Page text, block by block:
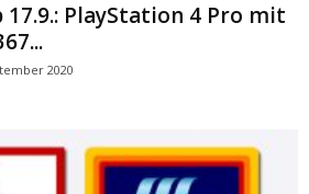
PlayStation 4 Pro mit
2020